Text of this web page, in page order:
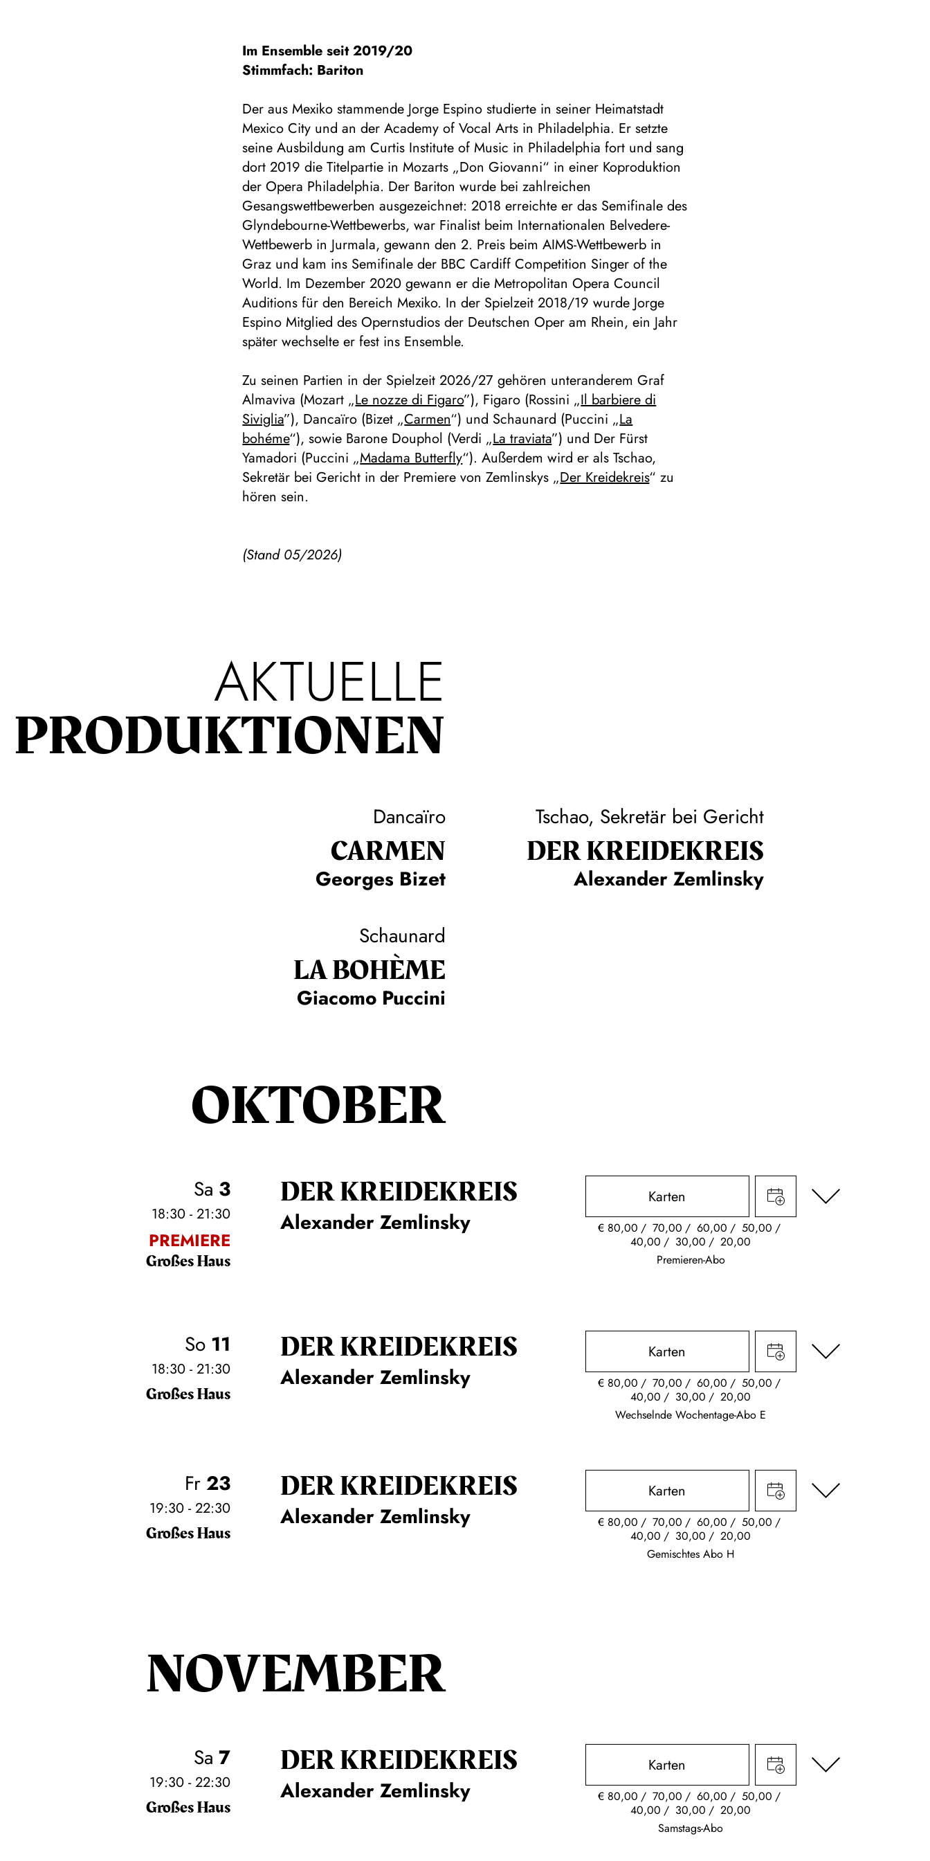
Im Ensemble seit 2019/20
Stimmfach: Bariton
Der aus Mexiko stammende Jorge Espino studierte in seiner Heimatstadt
Mexico City und an der Academy of Vocal Arts in Philadelphia. Er setzte
seine Ausbildung am Curtis Institute of Music in Philadelphia fort und sang
dort 2019 die Titelpartie in Mozarts „Don Giovanni“ in einer Koproduktion
der Opera Philadelphia. Der Bariton wurde bei zahlreichen
Gesangswettbewerben ausgezeichnet: 2018 erreichte er das Semifinale des
Glyndebourne-Wettbewerbs, war Finalist beim Internationalen Belvedere-
Wettbewerb in Jurmala, gewann den 2. Preis beim AIMS-Wettbewerb in
Graz und kam ins Semifinale der BBC Cardiff Competition Singer of the
World. Im Dezember 2020 gewann er die Metropolitan Opera Council
Auditions für den Bereich Mexiko. In der Spielzeit 2018/19 wurde Jorge
Espino Mitglied des Opernstudios der Deutschen Oper am Rhein, ein Jahr
später wechselte er fest ins Ensemble.
Zu seinen Partien in der Spielzeit 2026/27 gehören unteranderem Graf
Almaviva (Mozart „Le nozze di Figaro”), Figaro (Rossini „Il barbiere di
Siviglia”), Dancaïro (Bizet „Carmen“) und Schaunard (Puccini „La
bohéme“), sowie Barone Douphol (Verdi „La traviata”) und Der Fürst
Yamadori (Puccini „Madama Butterfly“). Außerdem wird er als Tschao,
Sekretär bei Gericht in der Premiere von Zemlinskys „Der Kreidekreis“ zu
hören sein.
(Stand 05/2026)
AKTUELLE
PRODUKTIONEN
Dancaïro
CARMEN
Georges Bizet
Schaunard
LA BOHÈME
Giacomo Puccini
Tschao, Sekretär bei Gericht
DER KREIDE­KREIS
Alexander Zemlinsky
OKTOBER
Sa 3
18:30 - 21:30
PREMIERE
Großes Haus
DER KREIDE­KREIS
Alexander Zemlinsky
Karten
€ 80,00 70,00 60,00
50,00
40,00
30,00
20,00
Premieren-Abo
So 11
18:30 - 21:30
Großes Haus
DER KREIDE­KREIS
Alexander Zemlinsky
Karten
€ 80,00 70,00 60,00
50,00
40,00
30,00
20,00
Wechselnde Wochentage-Abo E
Fr23
19:30 - 22:30
Großes Haus
DER KREIDE­KREIS
Alexander Zemlinsky
Karten
€ 80,00 70,00 60,00
50,00
40,00
30,00
20,00
Gemischtes Abo H
NOVEMBER
Sa 7
19:30 - 22:30
Großes Haus
DER KREIDE­KREIS
Alexander Zemlinsky
Karten
€ 80,00 70,00 60,00
50,00
40,00
30,00
20,00
Samstags-Abo